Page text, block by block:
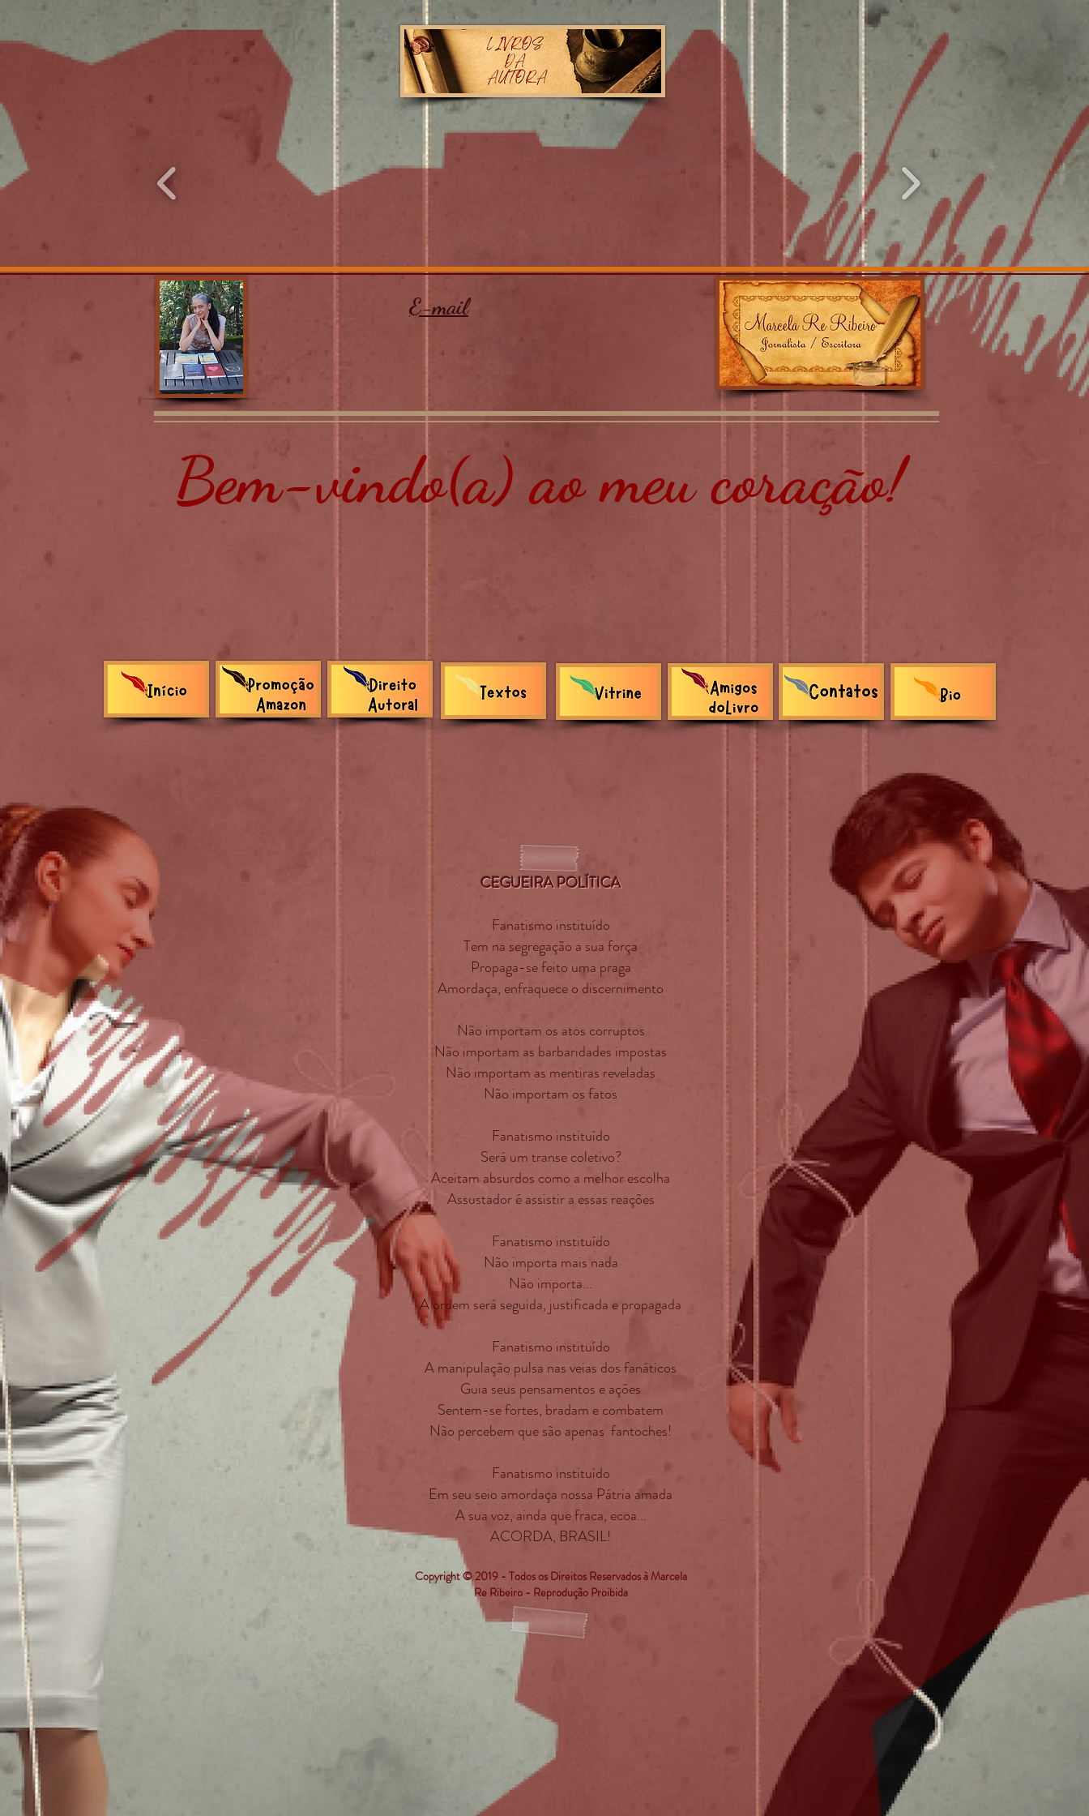
E-mail
Bem-vindo(a) ao meu coração!
CEGUEIRA POLÍTICA
Fanatismo instituído
Tem na segregação a sua força
Propaga-se feito uma praga
Amordaça, enfraquece o discernimento
Não importam os atos corruptos
Não importam as barbaridades impostas
Não importam as mentiras reveladas
Não importam os fatos
Fanatismo instituído
Será um transe coletivo?
Aceitam absurdos como a melhor escolha
Assustador é assistir a essas reações
Fanatismo instituído
Não importa mais nada
Não importa...
A ordem será seguida, justificada e propagada
Fanatismo instituído
A manipulação pulsa nas veias dos fanáticos
Guia seus pensamentos e ações
Sentem-se fortes, bradam e combatem
Não percebem que são apenas fantoches!
Fanatismo instituído
Em seu seio amordaça nossa Pátria amada
A sua voz, ainda que fraca, ecoa...
ACORDA, BRASIL!
Copyright © 2019 - Todos os Direitos Reservados à Marcela
Re Ribeiro - Reprodução Proibida